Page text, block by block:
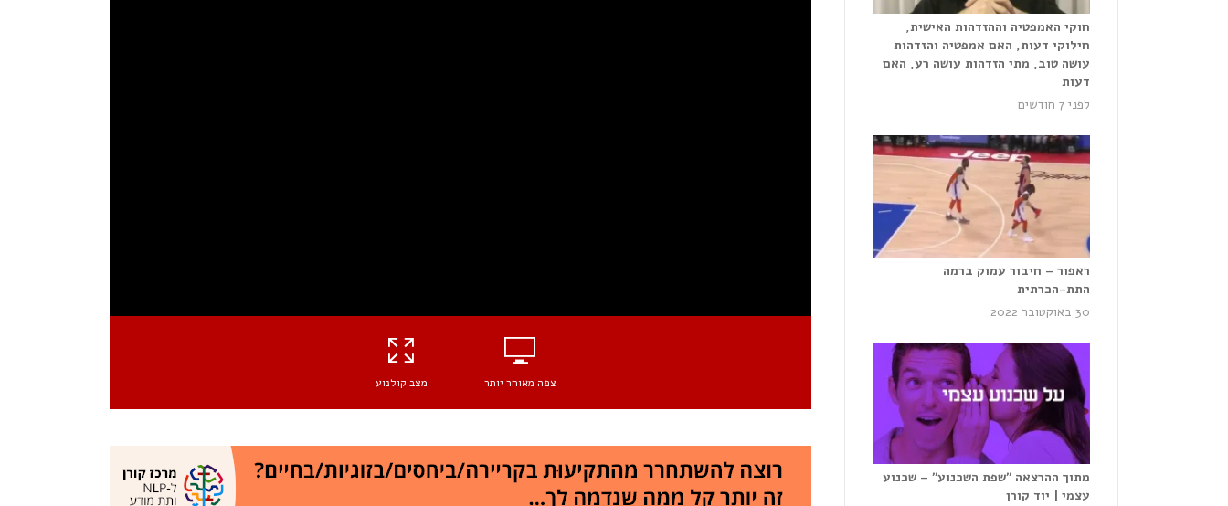
צפה מאוחר יותר מצב קולנוע
חוקי האמפטיה וההזדהות האישית,
חילוקי דעות, האם אמפטיה והזדהות
עושה טוב, מתי הזדהות עושה רע, האם
דעות
לפני 7 חודשים
ראפור – חיבור עמוק ברמה
התת-הכרתית
30 באוקטובר 2022
מתוך ההרצאה ״שפת השכנוע״ – שכנוע
עצמי | יוד קורן